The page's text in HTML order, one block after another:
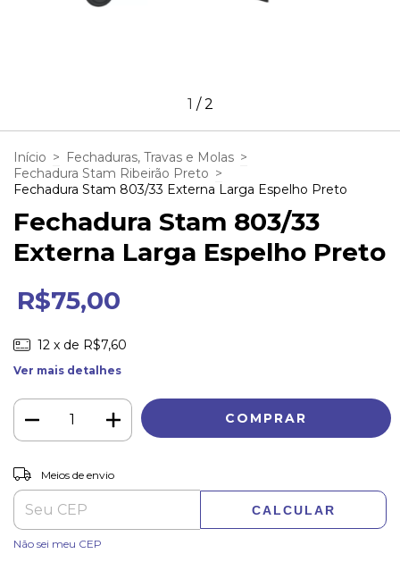
1 /2
Início > Fechaduras, Travas e Molas >
Fechadura Stam Ribeirão Preto >
Fechadura Stam 803/33 Externa Larga Espelho Preto
Fechadura Stam 803/33
Externa Larga Espelho Preto
R$75,00
12 x de R$7,60
Ver mais detalhes
Entregas para o CEP:
Meios de envio
CALCULAR
Não sei meu CEP